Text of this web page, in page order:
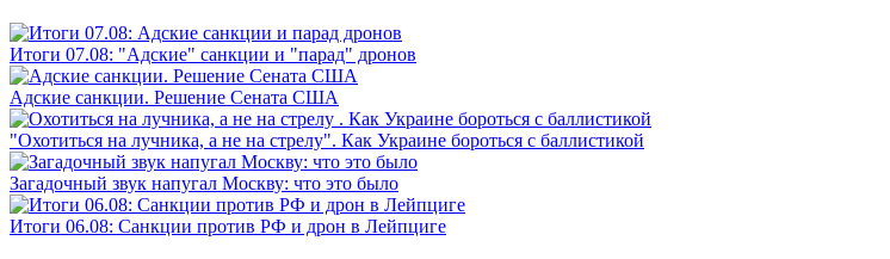
Итоги 07.08: "Адские" санкции и "парад" дронов
Адские санкции. Решение Сената США
"Охотиться на лучника, а не на стрелу". Как Украине бороться с баллистикой
Загадочный звук напугал Москву: что это было
Итоги 06.08: Санкции против РФ и дрон в Лейпциге